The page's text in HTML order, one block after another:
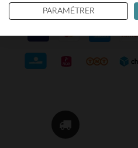
NOS
PARAMÉTRER